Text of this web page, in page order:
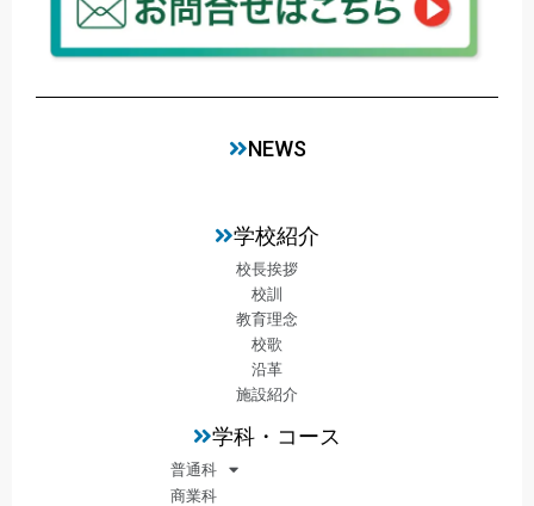
NEWS
学校紹介
校長挨拶
校訓
教育理念
校歌
沿革
施設紹介
学科・コース
普通科
商業科